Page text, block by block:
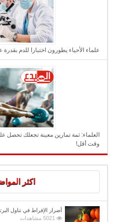
علماء الأحياء يطورون اختبارا للدم
العلماء: ثمة تمارين معينة تجعلك تحصل
وقت أقل!
اكثر
أضرار الإفراط في تناول
5021 مشاهدات